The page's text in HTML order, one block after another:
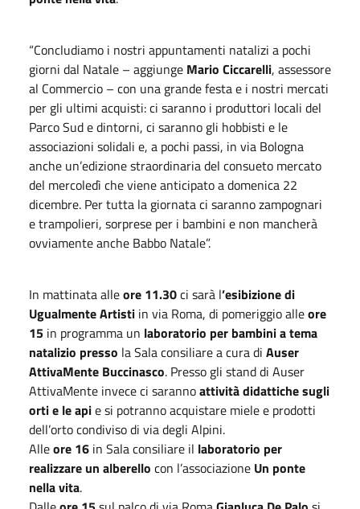
“Concludiamo i nostri appuntamenti natalizi a pochi
giorni dal Natale – aggiunge Mario Ciccarelli, assessore
al Commercio – con una grande festa e i nostri mercati
per gli ultimi acquisti: ci saranno i produttori locali del
Parco Sud e dintorni, ci saranno gli hobbisti e le
associazioni solidali e, a pochi passi, in via Bologna
anche un’edizione straordinaria del consueto mercato
del mercoledì che viene anticipato a domenica 22
dicembre. Per tutta la giornata ci saranno zampognari
e trampolieri, sorprese per i bambini e non mancherà
ovviamente anche Babbo Natale”.
In mattinata alleore 11.30ci sarà l’esibizione di
Ugualmente Artisti in via Roma, di pomeriggio alleore
15 in programma un laboratorio per bambini a tema
natalizio presso la Sala consiliare a cura di Auser
AttivaMente Buccinasco. Presso gli stand di Auser
AttivaMente invece ci sarannoattività didattiche sugli
orti e le apie si potranno acquistare miele e prodotti
dell’orto condiviso di via degli Alpini.
Alleore 16 in Sala consiliare il laboratorio per
realizzare un alberello con l’associazione Un ponte
nella vita.